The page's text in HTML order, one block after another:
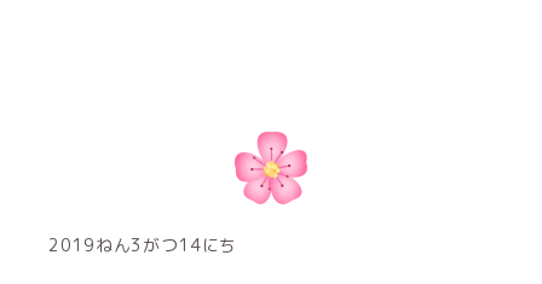
2019ねん3がつ14にち